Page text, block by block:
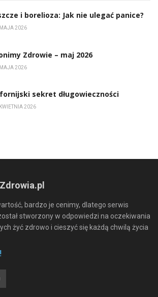
i borelioza: Jak nie ulegać panice?
2026
Zdrowie ­– maj 2026
2026
sekret długowieczności
2026
bardzo je cenimy, dlatego serwis
stworzony w odpowiedzi na oczekiwania
żyć zdrowo i cieszyć się każdą chwilą życia